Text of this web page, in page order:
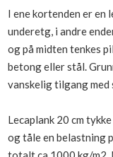
I ene kortenden er en
underetg, i andre
og på midten tenkes
betong eller stål.
vanskelig tilgang
Lecaplank 20 cm
og tåle en belastning